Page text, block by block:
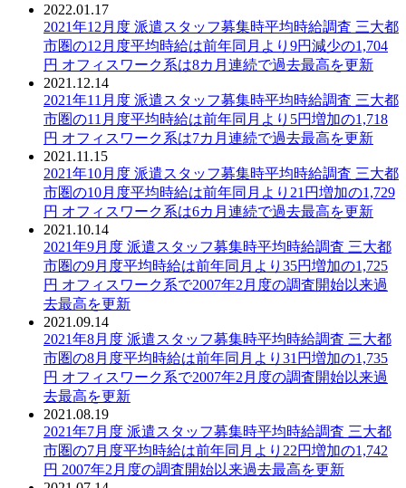
2022.01.17
PDF：
2021年12月度 派遣スタッフ募集時平均時給調査 三大都
市圏の12月度平均時給は前年同月より9円減少の1,704
円 オフィスワーク系は8カ月連続で過去最高を更新
2021.12.14
PDF：
2021年11月度 派遣スタッフ募集時平均時給調査 三大都
市圏の11月度平均時給は前年同月より5円増加の1,718
円 オフィスワーク系は7カ月連続で過去最高を更新
2021.11.15
PDF：
2021年10月度 派遣スタッフ募集時平均時給調査 三大都
市圏の10月度平均時給は前年同月より21円増加の1,729
円 オフィスワーク系は6カ月連続で過去最高を更新
2021.10.14
PDF：
2021年9月度 派遣スタッフ募集時平均時給調査 三大都
市圏の9月度平均時給は前年同月より35円増加の1,725
円 オフィスワーク系で2007年2月度の調査開始以来過
去最高を更新
2021.09.14
PDF：
2021年8月度 派遣スタッフ募集時平均時給調査 三大都
市圏の8月度平均時給は前年同月より31円増加の1,735
円 オフィスワーク系で2007年2月度の調査開始以来過
去最高を更新
2021.08.19
PDF：
2021年7月度 派遣スタッフ募集時平均時給調査 三大都
市圏の7月度平均時給は前年同月より22円増加の1,742
円 2007年2月度の調査開始以来過去最高を更新